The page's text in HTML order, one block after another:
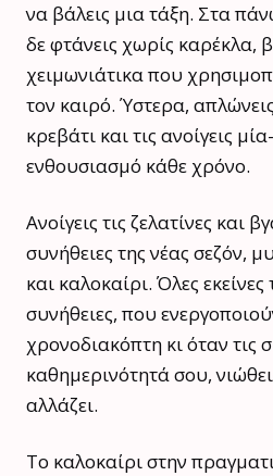
να βάλεις μια τάξη. Στα
δε φτάνεις χωρίς καρέκλα,
χειμωνιάτικα που
τον καιρό. Ύστερα, απλώνεις
κρεβάτι και τις ανοίγεις
ενθουσιασμό κάθε χρόνο.
Ανοίγεις τις ζελατίνες και
συνήθειες της νέας σεζόν,
και καλοκαίρι. Όλες εκείνες
συνήθειες, που
χρονοδιακόπτη κι όταν τις
καθημερινότητά σου,
αλλάζει.
Το καλοκαίρι στην